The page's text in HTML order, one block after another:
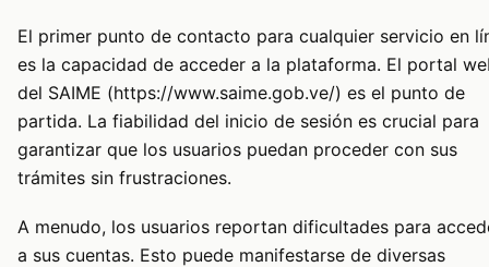
El primer punto de contacto para cualquier servicio en
es la capacidad de acceder a la plataforma. El portal
del SAIME (https://www.saime.gob.ve/) es el punto de
partida. La fiabilidad del inicio de sesión es crucial para
garantizar que los usuarios puedan proceder con sus
trámites sin frustraciones.
A menudo, los usuarios reportan dificultades para
a sus cuentas. Esto puede manifestarse de diversas